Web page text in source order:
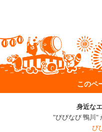
このペ
身近な
"びびなび 鴨川"
び